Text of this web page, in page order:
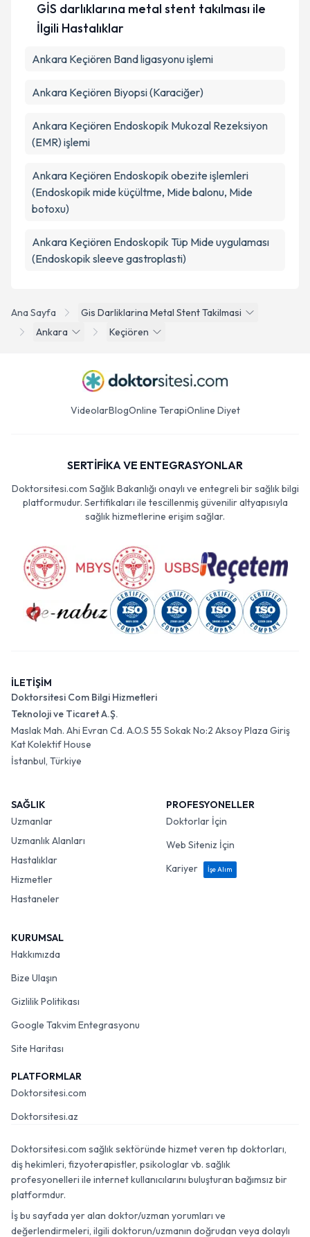
Ana Sayfa
Gis Darliklarina Metal Stent Takilmasi
Ankara
Keçiören
GİS darlıklarına metal stent takılması ile
İlgili Hastalıklar
Ankara Keçiören Band ligasyonu işlemi
Ankara Keçiören Biyopsi (Karaciğer)
Ankara Keçiören Endoskopik Mukozal Rezeksiyon
(EMR) işlemi
Ankara Keçiören Endoskopik obezite işlemleri
(Endoskopik mide küçültme, Mide balonu, Mide
botoxu)
Ankara Keçiören Endoskopik Tüp Mide uygulaması
(Endoskopik sleeve gastroplasti)
VideolarBlogOnline TerapiOnline Diyet
SERTİFİKA VE ENTEGRASYONLAR
Doktorsitesi.com Sağlık Bakanlığı onaylı ve entegreli bir sağlık bilgi
platformudur. Sertifikaları ile tescillenmiş güvenilir altyapısıyla
sağlık hizmetlerine erişim sağlar.
İLETİŞİM
Doktorsitesi Com Bilgi Hizmetleri
Teknoloji ve Ticaret A.Ş.
Maslak Mah. Ahi Evran Cd. A.O.S 55 Sokak No:2 Aksoy Plaza Giriş
Kat Kolektif House
İstanbul, Türkiye
SAĞLIK
Uzmanlar
Uzmanlık Alanları
Hastalıklar
Hizmetler
Hastaneler
PROFESYONELLER
Doktorlar İçin
Web Siteniz İçin
Kariyer
İşe Alım
KURUMSAL
Hakkımızda
Bize Ulaşın
Gizlilik Politikası
Google Takvim Entegrasyonu
Site Haritası
PLATFORMLAR
Doktorsitesi.com
Doktorsitesi.az
Doktorsitesi.com sağlık sektöründe hizmet veren tıp doktorları,
diş hekimleri, fizyoterapistler, psikologlar vb. sağlık
profesyonelleri ile internet kullanıcılarını buluşturan bağımsız bir
platformdur.
İş bu sayfada yer alan doktor/uzman yorumları ve
değerlendirmeleri, ilgili doktorun/uzmanın doğrudan veya dolaylı